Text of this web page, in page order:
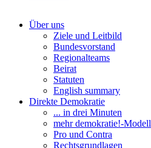
Über uns
Ziele und Leitbild
Bundesvorstand
Regionalteams
Beirat
Statuten
English summary
Direkte Demokratie
... in drei Minuten
mehr demokratie!-Modell
Pro und Contra
Rechtsgrundlagen